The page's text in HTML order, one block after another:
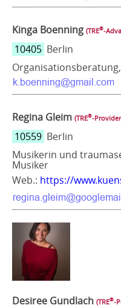
Kinga Boenning (TRE®
10405 Berlin
Regina Gleim (TRE®
10559 Berlin
Musikerin und
Musiker
Web.: https://
Desiree Gundlach (TRE®